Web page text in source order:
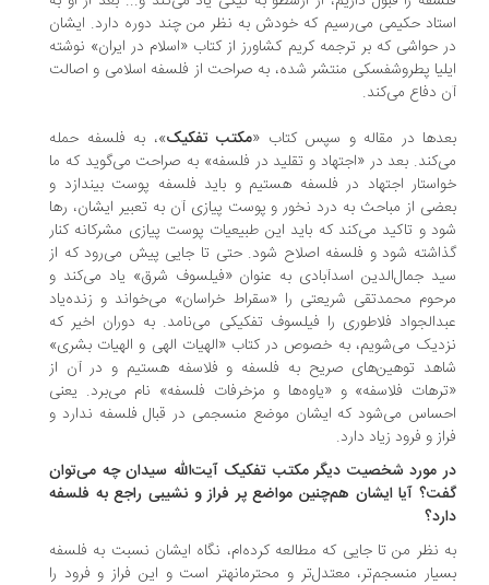
حکیمی می‌رسیم که خودش به نظر من چند دوره دارد. ایشان
حواشی که بر ترجمه کریم کشاورز از کتاب «اسلام در ایران» نوشته
پطروشفسکی منتشر شده، به صراحت از فلسفه اسلامی و اصالت
دفاع می‌کند.
در مقاله و سپس کتاب «مکتب تفکیک »، به فلسفه حمله
بعد در «اجتهاد و تقلید در فلسفه» به صراحت می‌گوید که ما
اجتهاد در فلسفه هستیم و باید فلسفه پوست بیندازد و
از مباحث به درد نخور و پوست پیازی آن به تعبیر ایشان، رها
و تاکید می‌کند که باید این طبیعیات پوست پیازی مشرکانه کنار
شود و فلسفه اصلاح شود. حتی تا جایی پیش می‌رود که از
جمال‌الدین اسدآبادی به عنوان «فیلسوف شرق» یاد می‌کند و
محمدتقی شریعتی را «سقراط خراسان» می‌خواند و زنده‌یاد
فلاطوری را فیلسوف تفکیکی می‌نامد. به دوران اخیر که
می‌شویم، به خصوص در کتاب «الهیات الهی و الهیات بشری»
توهین‌های صریح به فلسفه و فلاسفه هستیم و در آن از
فلاسفه» و «یاوه‌ها و مزخرفات فلسفه» نام می‌برد. یعنی
می‌شود که ‌ایشان موضع منسجمی ‌در قبال فلسفه ندارد و
و فرود زیاد دارد.
مورد شخصیت دیگر مکتب تفکیک آیت‌الله سیدان چه می‌توان
آیا ایشان هم‌چنین مواضع پر فراز و نشیبی راجع به فلسفه
نظر من تا جایی که مطالعه کرده‌ام، نگاه‌ ایشان نسبت به فلسفه
بسیار منسجم‌تر، معتدل‌تر و محترمانه‎تر است و این فراز و فرود را